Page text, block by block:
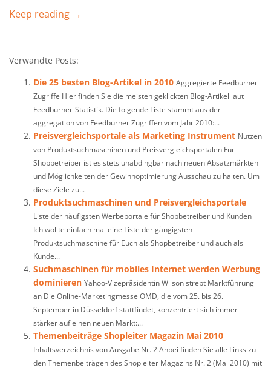
Keep reading →
Verwandte Posts:
Die 25 besten Blog-Artikel in 2010 Aggregierte Feedburner
Zugriffe Hier finden Sie die meisten geklickten Blog-Artikel laut
Feedburner-Statistik. Die folgende Liste stammt aus der
aggregation von Feedburner Zugriffen vom Jahr 2010:...
Preisvergleichsportale als Marketing Instrument Nutzen
von Produktsuchmaschinen und Preisvergleichsportalen Für
Shopbetreiber ist es stets unabdingbar nach neuen Absatzmärkten
und Möglichkeiten der Gewinnoptimierung Ausschau zu halten. Um
diese Ziele zu...
Produktsuchmaschinen und Preisvergleichsportale
Liste der häufigsten Werbeportale für Shopbetreiber und Kunden
Ich wollte einfach mal eine Liste der gängigsten
Produktsuchmaschine für Euch als Shopbetreiber und auch als
Kunde...
Suchmaschinen für mobiles Internet werden Werbung
dominieren Yahoo-Vizepräsidentin Wilson strebt Marktführung
an Die Online-Marketingmesse OMD, die vom 25. bis 26.
September in Düsseldorf stattfindet, konzentriert sich immer
stärker auf einen neuen Markt:...
Themenbeiträge Shopleiter Magazin Mai 2010
Inhaltsverzeichnis von Ausgabe Nr. 2 Anbei finden Sie alle Links zu
den Themenbeiträgen des Shopleiter Magazins Nr. 2 (Mai 2010) mit